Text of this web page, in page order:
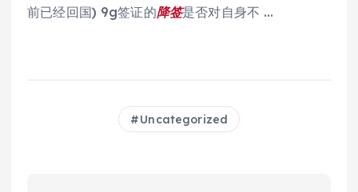
前已经回国) 9g签证的降签是否对自身不 …
Uncategorized